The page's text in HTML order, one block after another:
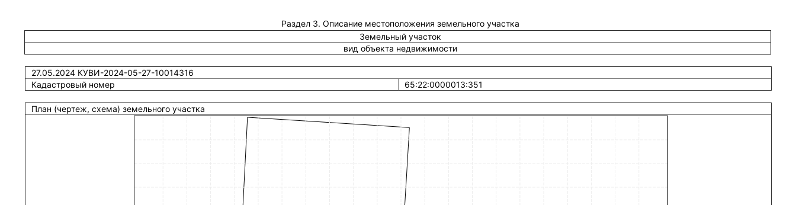
Раздел 3. Описание местоположения земельного участка
Земельный участок
вид объекта недвижимости
27.05.2024 КУВИ-2024-05-27-10014316
Кадастровый номер
65:22:0000013:351
План (чертеж, схема) земельного участка